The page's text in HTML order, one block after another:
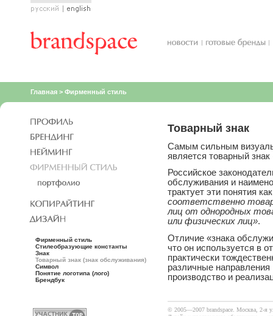
Главная > Фирменный стиль
Товарный знак
Самым сильным
является товарный
Российское
обслуживания и
трактует эти понятия
соответственно
лиц от однородных
или физических лиц».
Отличие «знака
что он используется в
практически
различные направления
производство и
Фирменный стиль
Стилеобразующие константы
Знак
Товарный знак (знак обслуживания)
Символ
Понятие логотипа (лого)
Брендбук
© 2005—2007 brandspace. Москва, 2-я